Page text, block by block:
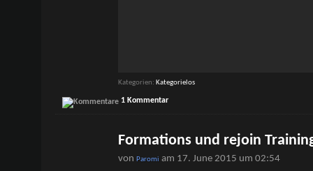
Kategorien Kategorielos
1 Kommentar
Formations und rejoin
von Paromi am 17. June 2015 um 02:54